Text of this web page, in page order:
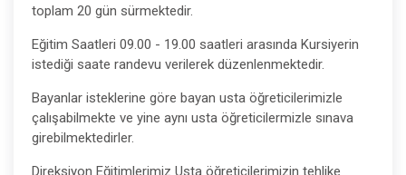
toplam 20 gün sürmektedir.
Eğitim Saatleri 09.00 - 19.00 saatleri arasında Kursiyerin
istediği saate randevu verilerek düzenlenmektedir.
Bayanlar isteklerine göre bayan usta öğreticilerimizle
çalışabilmekte ve yine aynı usta öğreticilermizle sınava
girebilmektedirler.
Direksiyon Eğitimlerimiz Usta öğreticilerimizin tehlike